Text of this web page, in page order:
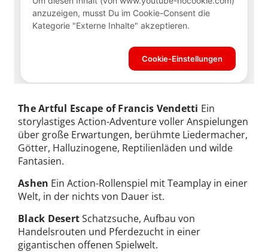
The Artful Escape of Francis Vendetti Ein
storylastiges Action-Adventure voller Anspielungen
über große Erwartungen, berühmte Liedermacher,
Götter, Halluzinogene, Reptilienläden und wilde
Fantasien.
Ashen Ein Action-Rollenspiel mit Teamplay in einer
Welt, in der nichts von Dauer ist.
Black DesertSchatzsuche, Aufbau von
Handelsrouten und Pferdezucht in einer
gigantischen offenen Spielwelt.